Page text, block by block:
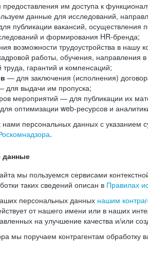
им доступа к
данные для исследований,
публикации вакансий, осуществления
и формирования HR-бренда;
возможности трудоустройства в нашу
работы, обучения, направления
гарантий и компенсаций;
— для заключения (исполнения)
для выдачи им пропуска;
мероприятий — для публикации их
оптимизации web-ресурсов и
персональных данных с указанием
.
данные
мы пользуемся сервисами
таких сведений описан в Правилах
персональных данных нашим
от нашего имени или в наших
на улучшение качества и/или
мы поручаем контрагентам